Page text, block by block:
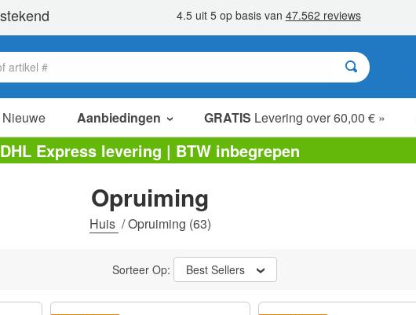
Nieuwe Aanbiedingen GRATIS Levering over 60,00 € »
verkoop items
value packs
opruiming
DHL Express levering | BTW inbegrepen
Opruiming
Huis /Opruiming (63)
Sorteer Op: Best Sellers